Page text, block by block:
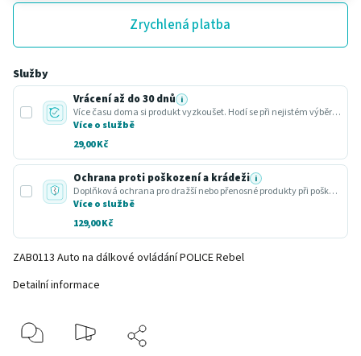
Zrychlená platba
Služby
Vrácení až do 30 dnů i
Více času doma si produkt vyzkoušet. Hodí se při nejistém výběru nebo dárku.
Více o službě
29,00 Kč
Ochrana proti poškození a krádeži i
Doplňková ochrana pro dražší nebo přenosné produkty při poškození nebo krádeži.
Více o službě
129,00 Kč
ZAB0113 Auto na dálkové ovládání POLICE Rebel
Detailní informace